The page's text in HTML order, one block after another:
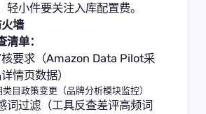
轻小件要关注入库配置费。
墙
清单：
要求（Amazon Data Pilot采
情页数据）
类目政策变更（品牌分析模块监控）
词过滤（工具反查差评高频词